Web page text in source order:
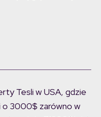
Tesli w USA, gdzie
o 3000$ zarówno w